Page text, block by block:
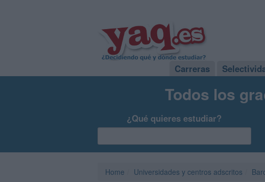
Carreras
Todos los
¿Qué quieres estudiar?
Home Universidades y centros adscritos